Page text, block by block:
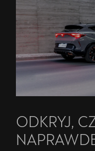
ODKRYJ,